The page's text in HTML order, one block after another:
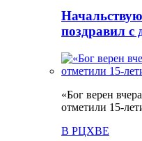
поздравил с
«Бог верен
отметили 15-
В РЦХВЕ